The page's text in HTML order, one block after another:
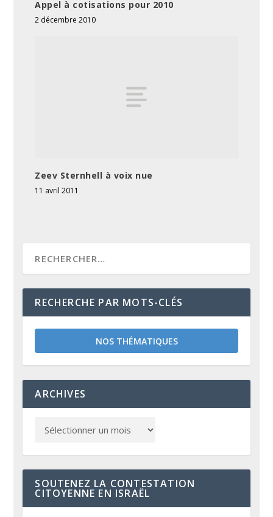
Appel à cotisations pour 2010
2 décembre 2010
Zeev Sternhell à voix nue
11 avril 2011
RECHERCHE PAR MOTS-CLÉS
NOS THÉMATIQUES
ARCHIVES
SOUTENEZ LA CONTESTATION
CITOYENNE EN ISRAËL